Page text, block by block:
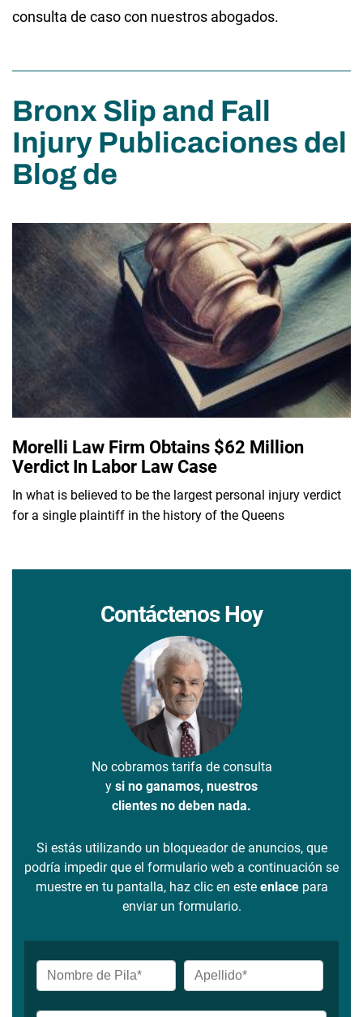
consulta de caso con nuestros abogados.
Bronx Slip and Fall
Injury Publicaciones del
Blog de
Morelli Law Firm Obtains $62 Million
Verdict In Labor Law Case
In what is believed to be the largest personal injury verdict
for a single plaintiff in the history of the Queens
Contáctenos Hoy
No cobramos tarifa de consulta
y si no ganamos, nuestros
clientes no deben nada.
Si estás utilizando un bloqueador de anuncios, que
podría impedir que el formulario web a continuación se
muestre en tu pantalla, haz clic en este enlacepara
enviar un formulario.